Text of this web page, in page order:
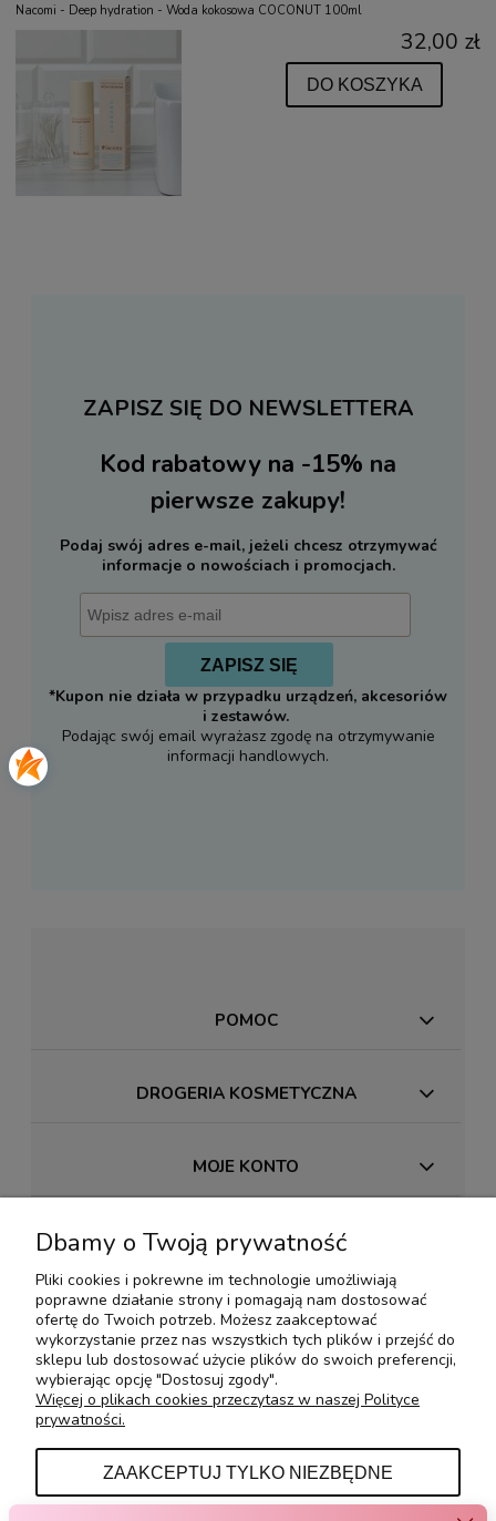
Nacomi - Deep hydration - Woda kokosowa COCONUT 100ml
32,00 zł
DO KOSZYKA
ZAPISZ SIĘ DO NEWSLETTERA
Kod rabatowy na -15% na
pierwsze zakupy!
Podaj swój adres e-mail, jeżeli chcesz otrzymywać
informacje o nowościach i promocjach.
ZAPISZ SIĘ
*Kupon nie działa w przypadku urządzeń, akcesoriów
i zestawów.
Podając swój email wyrażasz zgodę na otrzymywanie
informacji handlowych.
POMOC
DROGERIA KOSMETYCZNA
MOJE KONTO
PŁATNOŚCI I DOSTAWA
INFORMACJE
O NAS
KONTAKT Z NAMI
Dbamy o Twoją prywatność
Pliki cookies i pokrewne im technologie umożliwiają
poprawne działanie strony i pomagają nam dostosować
ofertę do Twoich potrzeb. Możesz zaakceptować
wykorzystanie przez nas wszystkich tych plików i przejść do
sklepu lub dostosować użycie plików do swoich preferencji,
wybierając opcję "Dostosuj zgody".
Więcej o plikach cookies przeczytasz w naszej Polityce
prywatności.
ZAAKCEPTUJ TYLKO NIEZBĘDNE